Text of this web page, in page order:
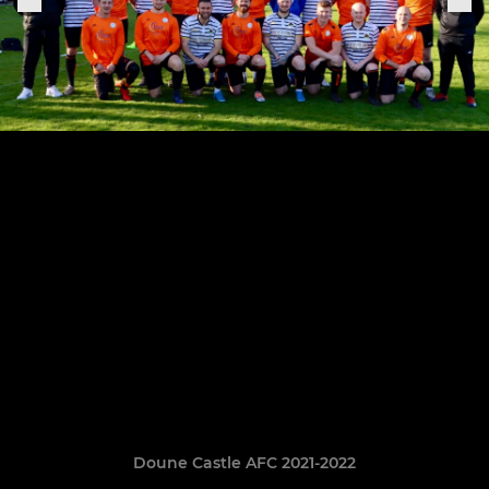
Doune Castle AFC 2021-2022